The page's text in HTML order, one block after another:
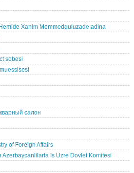
Xanim Memmedquluzade adina
sobesi
салон
of Foreign Affairs
Azerbaycanlilarla Is Uzre Dovlet Komitesi